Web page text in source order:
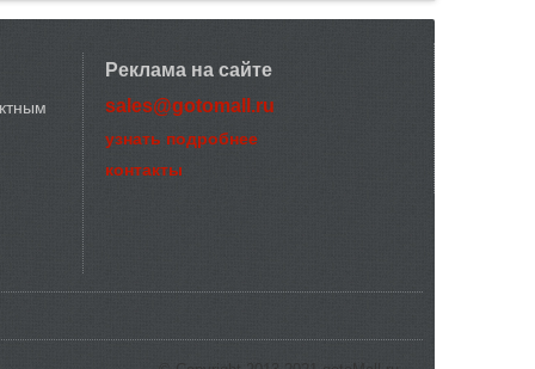
Реклама на сайте
sales@gotomall.ru
узнать подробнее
контакты